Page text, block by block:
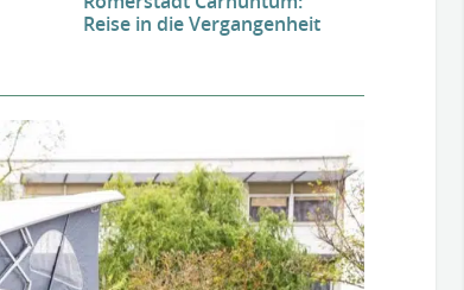
Reise in die Vergangenheit